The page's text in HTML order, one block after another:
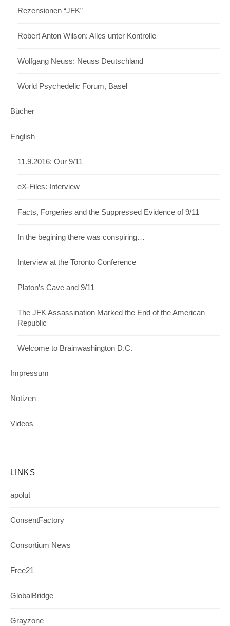
Rezensionen “JFK”
Robert Anton Wilson: Alles unter Kontrolle
Wolfgang Neuss: Neuss Deutschland
World Psychedelic Forum, Basel
Bücher
English
11.9.2016: Our 9/11
eX-Files: Interview
Facts, Forgeries and the Suppressed Evidence of 9/11
In the begining there was conspiring…
Interview at the Toronto Conference
Platon’s Cave and 9/11
The JFK Assassination Marked the End of the American
Republic
Welcome to Brainwashington D.C.
Impressum
Notizen
Videos
LINKS
apolut
ConsentFactory
Consortium News
Free21
GlobalBridge
Grayzone